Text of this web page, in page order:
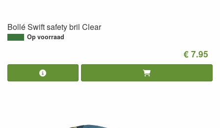
Bollé Swift safety bril Clear
Op voorraad
€ 7.95